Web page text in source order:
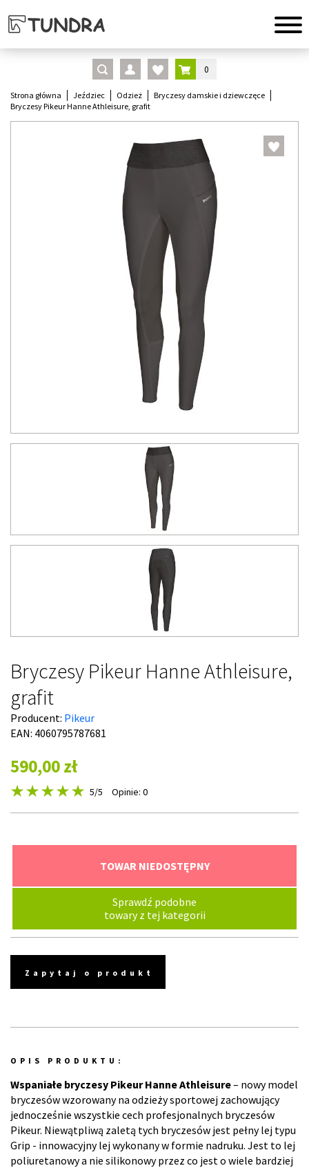
0
Strona główna Jeździec Odzież
Bryczesy damskie i dziewczęce
Bryczesy Pikeur Hanne Athleisure, grafit
Bryczesy Pikeur Hanne Athleisure,
grafit
Producent: Pikeur
EAN: 4060795787681
590,00 zł
5/5 Opinie: 0
TOWAR NIEDOSTĘPNY
Sprawdź podobne
towary z tej kategorii
Zapytaj o produkt
OPIS PRODUKTU:
Wspaniałe bryczesy Pikeur Hanne Athleisure– nowy model
bryczesów wzorowany na odzieży sportowej zachowujący
jednocześnie wszystkie cech profesjonalnych bryczesów
Pikeur. Niewątpliwą zaletą tych bryczesów jest pełny lej typu
Grip - innowacyjny lej wykonany w formie nadruku. Jest to lej
poliuretanowy a nie silikonowy przez co jest o wiele bardziej